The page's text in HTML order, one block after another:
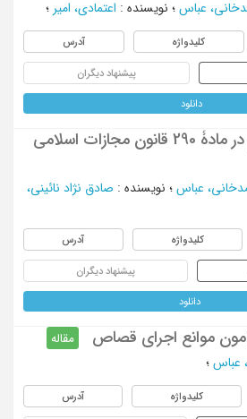
عباس ؛ نویسنده : اعتمادی، امیر ؛
کلیدواژه آدرس
پیشنهاد دیگران
دانلود
اسلامی
عباس ؛ نویسنده : صادق نژاد نائینی،
کلیدواژه آدرس
پیشنهاد دیگران
دانلود
موانع اجرای قصاص
مقاله
عباس ؛
کلیدواژه آدرس